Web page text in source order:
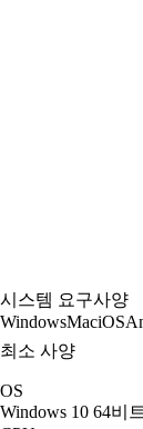
시스템 요구사양
WindowsMaciOS
최소 사양
OS
Windows 10 64비